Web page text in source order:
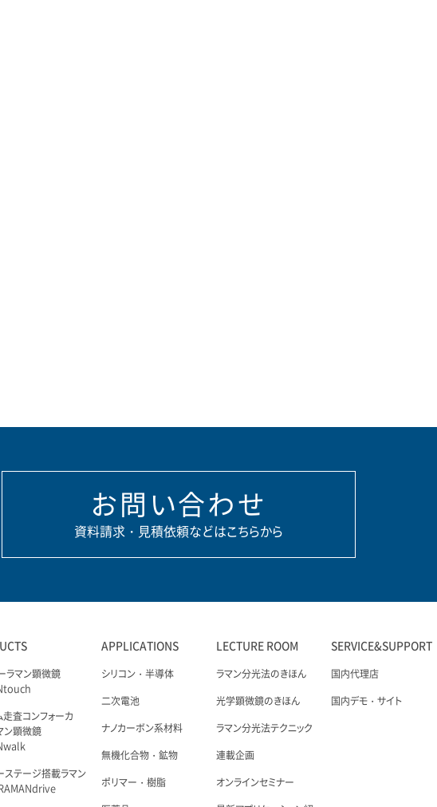
お問い合わせ
資料請求・見積依頼などはこちらから
ラマン顕微鏡
走査コンフォーカ
ン顕微鏡
ステージ搭載ラマン
APPLICATIONS
シリコン・半導体
二次電池
ナノカーボン系材料
無機化合物・鉱物
ポリマー・樹脂
LECTURE ROOM
ラマン分光法のきほん
光学顕微鏡のきほん
ラマン分光法テクニック
連載企画
オンラインセミナー
SERVICE&SUPPORT
国内代理店
国内デモ・サイト